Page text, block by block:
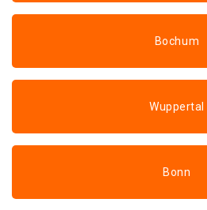
Bochum
Wuppertal
Bonn